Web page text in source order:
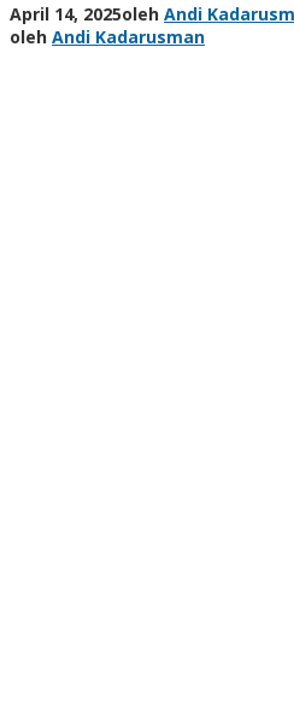
April 14, 2025oleh Andi
oleh Andi Kadarusman